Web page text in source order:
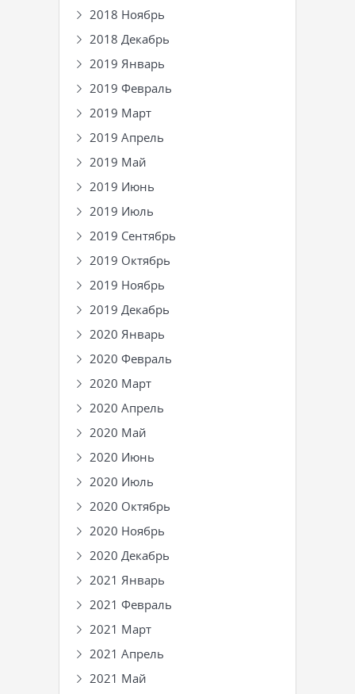
2018 Ноябрь
2018 Декабрь
2019 Январь
2019 Февраль
2019 Март
2019 Апрель
2019 Май
2019 Июнь
2019 Июль
2019 Сентябрь
2019 Октябрь
2019 Ноябрь
2019 Декабрь
2020 Январь
2020 Февраль
2020 Март
2020 Апрель
2020 Май
2020 Июнь
2020 Июль
2020 Октябрь
2020 Ноябрь
2020 Декабрь
2021 Январь
2021 Февраль
2021 Март
2021 Апрель
2021 Май